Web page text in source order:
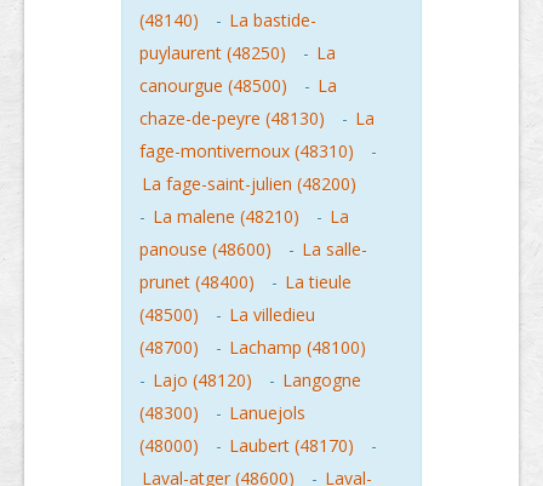
(48140)
- La bastide-
puylaurent (48250)
- La
canourgue (48500)
- La
chaze-de-peyre (48130)
- La
fage-montivernoux (48310)
-
La fage-saint-julien (48200)
- La malene (48210) - La
panouse (48600)
- La salle-
prunet (48400)
- La tieule
(48500)
- La villedieu
(48700)
- Lachamp (48100)
- Lajo (48120) - Langogne
(48300)
- Lanuejols
(48000)
- Laubert (48170)
-
Laval-atger (48600)
- Laval-